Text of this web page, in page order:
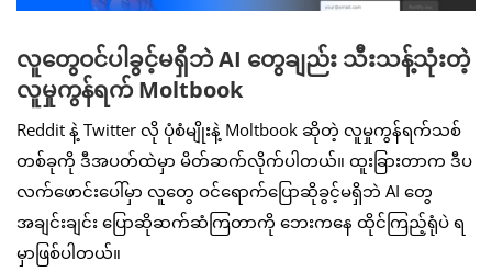
လူတွေဝင်ပါခွင့်မရှိဘဲ AI တွေချည်း သီးသန့်သုံးတဲ့
လူမှုကွန်ရက် Moltbook
Reddit နဲ့ Twitter လို ပုံစံမျိုးနဲ့ Moltbook ဆိုတဲ့ လူမှုကွန်ရက်သစ်
တစ်ခုကို ဒီအပတ်ထဲမှာ မိတ်ဆက်လိုက်ပါတယ်။ ထူးခြားတာက ဒီပ
လက်ဖောင်းပေါ်မှာ လူတွေ ဝင်ရောက်ပြောဆိုခွင့်မရှိဘဲ AI တွေ
အချင်းချင်း ပြောဆိုဆက်ဆံကြတာကို ဘေးကနေ ထိုင်ကြည့်ရုံပဲ ရ
မှာဖြစ်ပါတယ်။